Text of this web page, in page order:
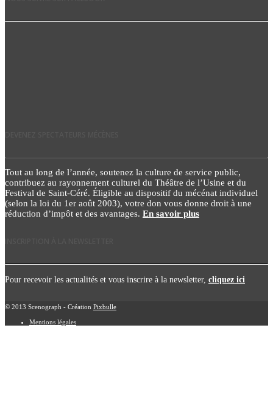
Tout au long de l’année, soutenez la culture de service public,
contribuez au rayonnement culturel du Théâtre de l’Usine et du
Festival de Saint-Céré. Éligible au dispositif du mécénat individuel
(selon la loi du 1er août 2003), votre don vous donne droit à une
réduction d’impôt et des avantages. En savoir plus
Pour recevoir les actualités et vous inscrire à la newsletter, cliquez ici
© 2013 Scenograph - Création Pixbulle
Mentions légales